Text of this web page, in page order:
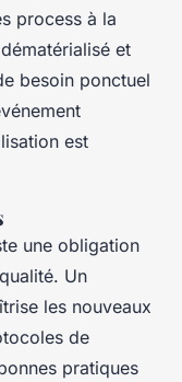
process à la
et
besoin ponctuel
est
une obligation
Un
les nouveaux
de
pratiques